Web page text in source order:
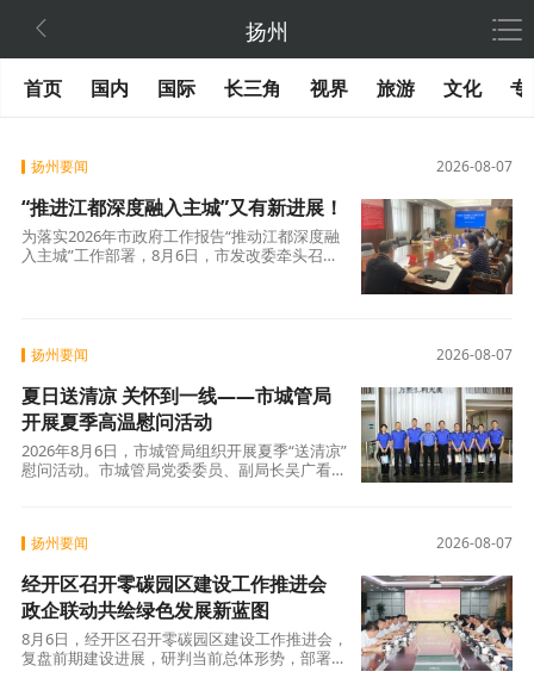
 扬州
首页 国内 国际 长三角 视界 旅游 文化 专
2026-08-07
扬州要闻
“推进江都深度融入主城”又有新进展！
为落实2026年市政府工作报告“推动江都深度融
入主城”工作部署，8月6日，市发改委牵头召开
2026-08-07
扬州要闻
夏日送清凉 关怀到一线——市城管局
开展夏季高温慰问活动
2026年8月6日，市城管局组织开展夏季“送清凉”
慰问活动。市城管局党委委员、副局长吴广看望
2026-08-07
扬州要闻
经开区召开零碳园区建设工作推进会
政企联动共绘绿色发展新蓝图
8月6日，经开区召开零碳园区建设工作推进会，
复盘前期建设进展，研判当前总体形势，部署下